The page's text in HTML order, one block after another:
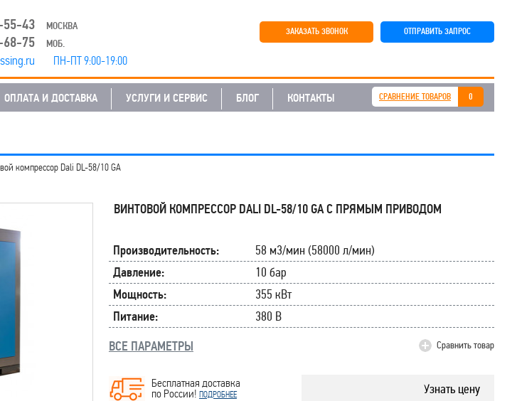
55-43 МОСКВА
68-75 МОБ.
ПН-ПТ 9:00-19:00
ОТПРАВИТЬ ЗАПРОС
ЗАКАЗАТЬ ЗВОНОК
ОПЛАТА И ДОСТАВКА УСЛУГИ И СЕРВИС БЛОГ КОНТАКТЫ СРАВНЕНИЕ ТОВАРОВ 0
компрессор Dali DL-58/10 GA
ВИНТОВОЙ КОМПРЕССОР DALI DL-58/10 GA С ПРЯМЫМ ПРИВОДОМ
Производительность:
58 м3/мин (58000 л/мин)
Давление:
10 бар
Мощность:
355 кВт
Питание:
380 В
ВСЕ ПАРАМЕТРЫ
Сравнить товар
Бесплатная доставка
по России! ПОДРОБНЕЕ Узнать цену